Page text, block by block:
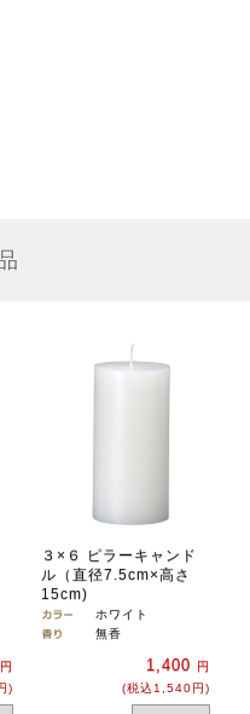
円
)
３×６ ピラーキャンド
ル（直径7.5cm×高さ
15cm)
ホワイト
無香
1,400
円
(税込1,540円)